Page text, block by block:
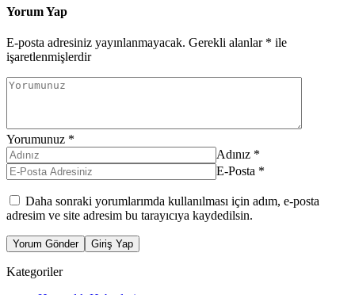
Yorum Yap
E-posta adresiniz yayınlanmayacak. Gerekli alanlar * ile
işaretlenmişlerdir
Yorumunuz *
Adınız *
E-Posta *
Daha sonraki yorumlarımda kullanılması için adım, e-posta
adresim ve site adresim bu tarayıcıya kaydedilsin.
Yorum Gönder Giriş Yap
Kategoriler